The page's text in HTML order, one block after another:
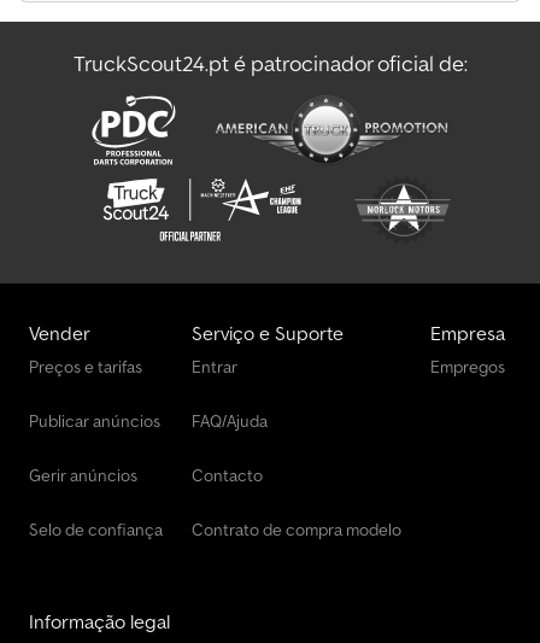
Tuchel Tractores
Volume Unidade Tractora
TruckScout24.pt é patrocinador oficial de:
Vender
Preços e tarifas
Publicar anúncios
Gerir anúncios
Selo de confiança
Serviço e Suporte
Entrar
FAQ/Ajuda
Contacto
Contrato de compra modelo
Empresa
Empregos
Informação legal